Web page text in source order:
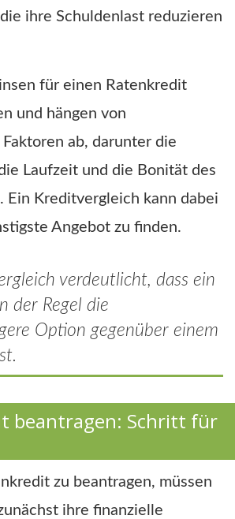
ihre Schuldenlast reduzieren
für einen Ratenkredit
und hängen von
ab, darunter die
Laufzeit und die Bonität des
Ein Kreditvergleich kann dabei
Angebot zu finden.
verdeutlicht, dass ein
der Regel die
Option gegenüber einem
beantragen: Schritt für
zu beantragen, müssen
ihre finanzielle